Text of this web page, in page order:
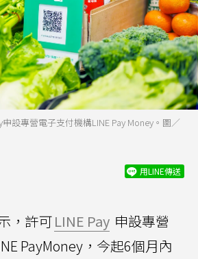
設專營電子支付機構LINE Pay Money。圖／
用LINE傳送
，許可LINE Pay 申設專營
PayMoney，今起6個月內